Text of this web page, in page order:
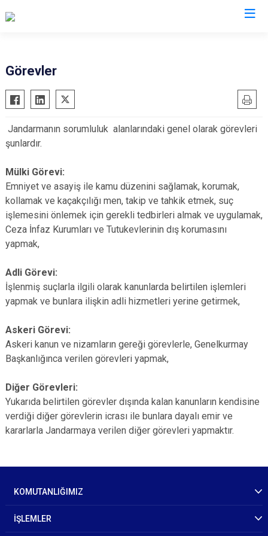
Görevler
Jandarmanın sorumluluk alanlarındaki genel olarak görevleri
şunlardır.
Mülki Görevi:
Emniyet ve asayiş ile kamu düzenini sağlamak, korumak,
kollamak ve kaçakçılığı men, takip ve tahkik etmek, suç
işlemesini önlemek için gerekli tedbirleri almak ve uygulamak,
Ceza İnfaz Kurumları ve Tutukevlerinin dış korumasını
yapmak,
Adli Görevi:
İşlenmiş suçlarla ilgili olarak kanunlarda belirtilen işlemleri
yapmak ve bunlara ilişkin adli hizmetleri yerine getirmek,
Askeri Görevi:
Askeri kanun ve nizamların gereği görevlerle, Genelkurmay
Başkanlığınca verilen görevleri yapmak,
Diğer Görevleri:
Yukarıda belirtilen görevler dışında kalan kanunların kendisine
verdiği diğer görevlerin icrası ile bunlara dayalı emir ve
kararlarla Jandarmaya verilen diğer görevleri yapmaktır.
KOMUTANLIĞIMIZ
İŞLEMLER